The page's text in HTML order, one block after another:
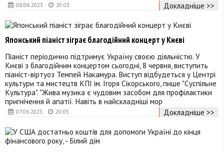
08.06.2023 20:03
Докладніше >>
07.06.2023 20:05
Японський піаніст зіграє благодійний концерт у Києві
Піаніст періодично підтримує Україну своєю діяльністю. У
Києві з благодійним концертом сьогодні, 8 червня, виступить
піаніст-віртуоз Темпей Накамура. Виступ відбудеться у Центрі
культури та мистецтв КПІ ім. Ігоря Сікорського, пише "Суспільне
Культура". "Жива музика є чудовим засобом для профілактики
пригнічення й апатії. Навіть в найскладніші мор
Докладніше >>